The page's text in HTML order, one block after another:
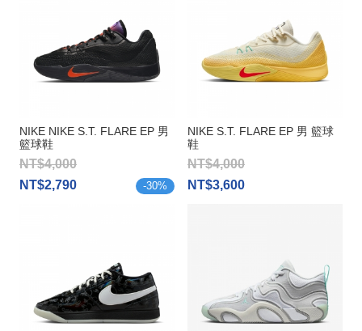
NIKE NIKE S.T. FLARE EP 男
籃球鞋
NT$4,000
NT$2,790
-30%
NIKE S.T. FLARE EP 男 籃球
鞋
NT$4,000
NT$3,600